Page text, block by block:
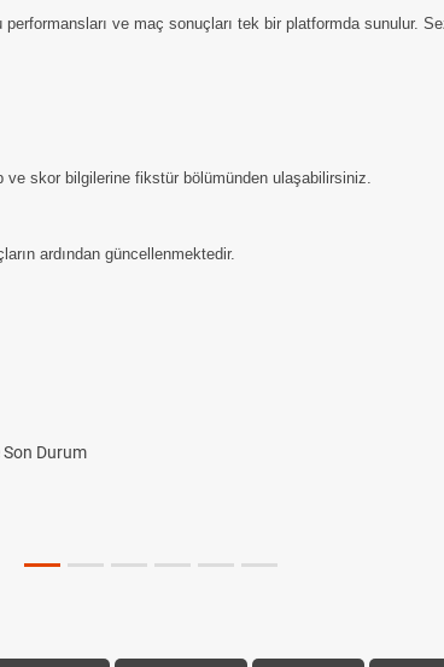
ve maç sonuçları tek bir platformda sunulur.
ve skor bilgilerine fikstür bölümünden ulaşabilirsiniz.
ardından güncellenmektedir.
Son Durum